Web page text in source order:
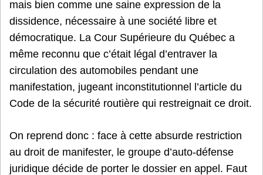
mais bien comme une saine expression de la
dissidence, nécessaire à une société libre et
démocratique. La Cour Supérieure du Québec a
même reconnu que c’était légal d’entraver la
circulation des automobiles pendant une
manifestation, jugeant inconstitutionnel l’article du
Code de la sécurité routière qui restreignait ce droit.
On reprend donc : face à cette absurde restriction
au droit de manifester, le groupe d’auto-défense
juridique décide de porter le dossier en appel. Faut